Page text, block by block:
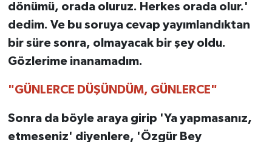
dönümü, orada oluruz. Herkes orada olur.'
dedim. Ve bu soruya cevap yayımlandıktan
bir süre sonra, olmayacak bir şey oldu.
Gözlerime inanamadım.
"GÜNLERCE DÜŞÜNDÜM, GÜNLERCE"
Sonra da böyle araya girip 'Ya yapmasanız,
etmeseniz' diyenlere, 'Özgür Bey